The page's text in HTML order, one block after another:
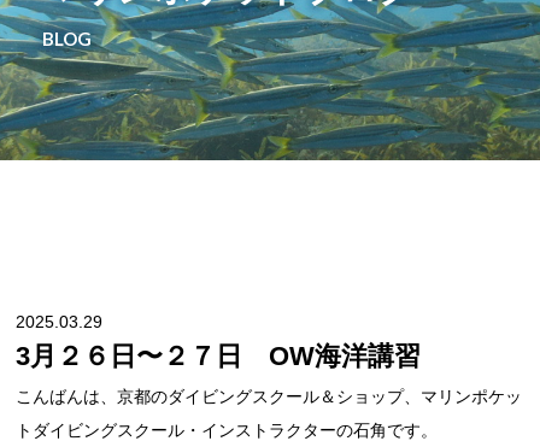
BLOG
2025.03.29
3月２６日〜２７日 OW海洋講習
こんばんは、京都のダイビングスクール＆ショップ、マリンポケッ
トダイビングスクール・インストラクターの石角です。